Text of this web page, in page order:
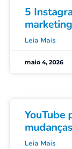
5
Leia Mais
maio 4, 2026
YouTube
Leia Mais